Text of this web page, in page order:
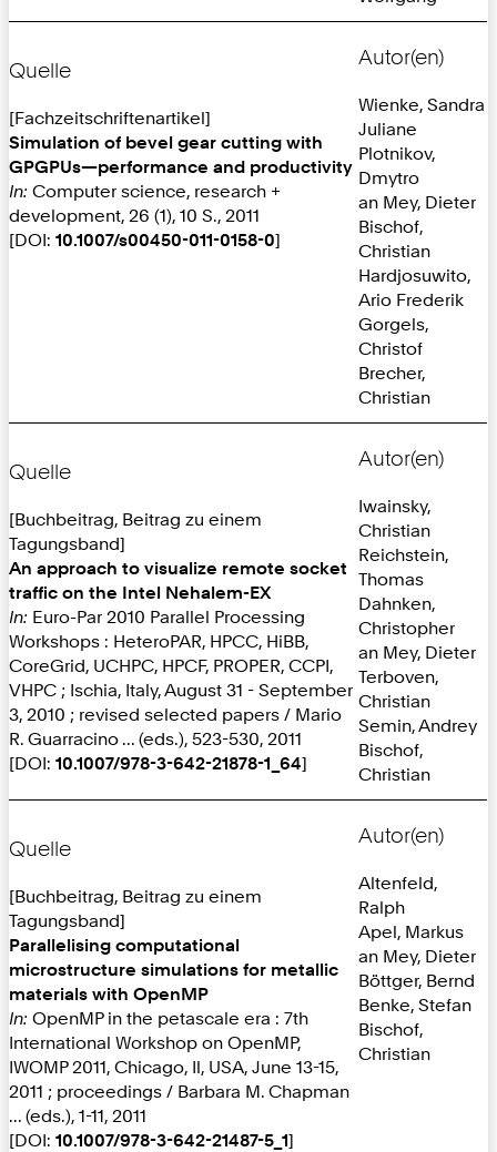
Quelle
[Fachzeitschriftenartikel]
Simulation of bevel gear cutting with
GPGPUs—performance and productivity
In: Computer science, research +
development, 26 (1), 10 S., 2011
[DOI: 10.1007/s00450-011-0158-0]
Autor(en)
Wienke, Sandra
Juliane
Plotnikov,
Dmytro
an Mey, Dieter
Bischof,
Christian
Hardjosuwito,
Ario Frederik
Gorgels,
Christof
Brecher,
Christian
Quelle
[Buchbeitrag, Beitrag zu einem
Tagungsband]
An approach to visualize remote socket
traffic on the Intel Nehalem-EX
In: Euro-Par 2010 Parallel Processing
Workshops : HeteroPAR, HPCC, HiBB,
CoreGrid, UCHPC, HPCF, PROPER, CCPI,
VHPC ; Ischia, Italy, August 31 - September
3, 2010 ; revised selected papers / Mario
R. Guarracino ... (eds.), 523-530, 2011
[DOI: 10.1007/978-3-642-21878-1_64]
Autor(en)
Iwainsky,
Christian
Reichstein,
Thomas
Dahnken,
Christopher
an Mey, Dieter
Terboven,
Christian
Semin, Andrey
Bischof,
Christian
Quelle
[Buchbeitrag, Beitrag zu einem
Tagungsband]
Parallelising computational
microstructure simulations for metallic
materials with OpenMP
In: OpenMP in the petascale era : 7th
International Workshop on OpenMP,
IWOMP 2011, Chicago, Il, USA, June 13-15,
2011 ; proceedings / Barbara M. Chapman
... (eds.), 1-11, 2011
[DOI: 10.1007/978-3-642-21487-5_1]
Autor(en)
Altenfeld,
Ralph
Apel, Markus
an Mey, Dieter
Böttger, Bernd
Benke, Stefan
Bischof,
Christian